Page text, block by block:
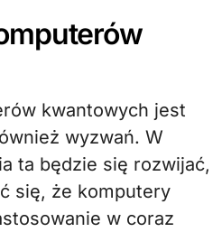
kwantowych jest
wyzwań. W
ta będzie się rozwijać,
się, że komputery
w coraz